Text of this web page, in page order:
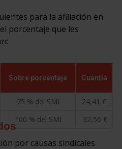
para la afiliación en
porcentaje que les
Sobre porcentaje Cuantía
75 % del SMI
24,41 €
100 % del SMI 32,56 €
por causas sindicales